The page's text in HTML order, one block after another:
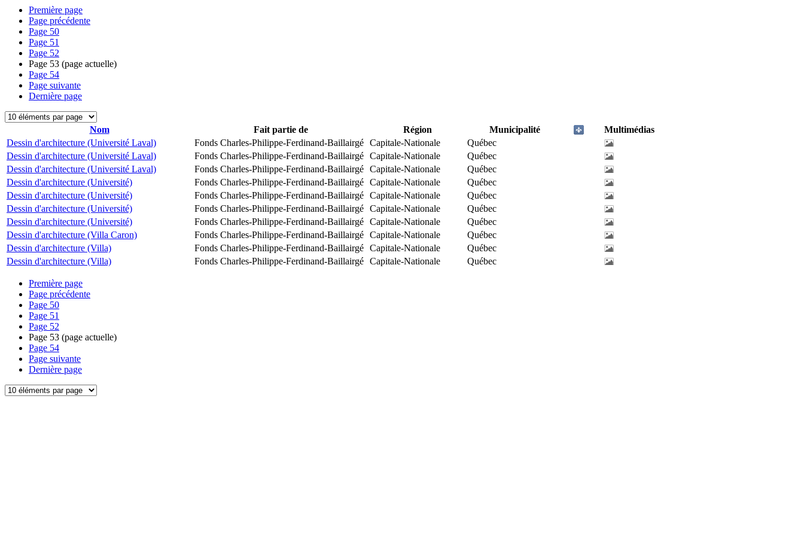
Première page
Page précédente
Page 50
Page 51
Page 52
Page 53 (page actuelle)
Page 54
Page suivante
Dernière page
Nom Fait partie de Région Municipalité
Multimédias
Dessin d'architecture (Université Laval)
Fonds Charles-Philippe-Ferdinand-Baillairgé Capitale-Nationale
Québec
Dessin d'architecture (Université Laval)
Fonds Charles-Philippe-Ferdinand-Baillairgé Capitale-Nationale
Québec
Dessin d'architecture (Université Laval)
Fonds Charles-Philippe-Ferdinand-Baillairgé Capitale-Nationale
Québec
Dessin d'architecture (Université)
Fonds Charles-Philippe-Ferdinand-Baillairgé Capitale-Nationale
Québec
Dessin d'architecture (Université)
Fonds Charles-Philippe-Ferdinand-Baillairgé Capitale-Nationale
Québec
Dessin d'architecture (Université)
Fonds Charles-Philippe-Ferdinand-Baillairgé Capitale-Nationale
Québec
Dessin d'architecture (Université)
Fonds Charles-Philippe-Ferdinand-Baillairgé Capitale-Nationale
Québec
Dessin d'architecture (Villa Caron)
Fonds Charles-Philippe-Ferdinand-Baillairgé Capitale-Nationale
Québec
Dessin d'architecture (Villa)
Fonds Charles-Philippe-Ferdinand-Baillairgé Capitale-Nationale
Québec
Dessin d'architecture (Villa)
Fonds Charles-Philippe-Ferdinand-Baillairgé Capitale-Nationale Québec
Première page
Page précédente
Page 50
Page 51
Page 52
Page 53 (page actuelle)
Page 54
Page suivante
Dernière page